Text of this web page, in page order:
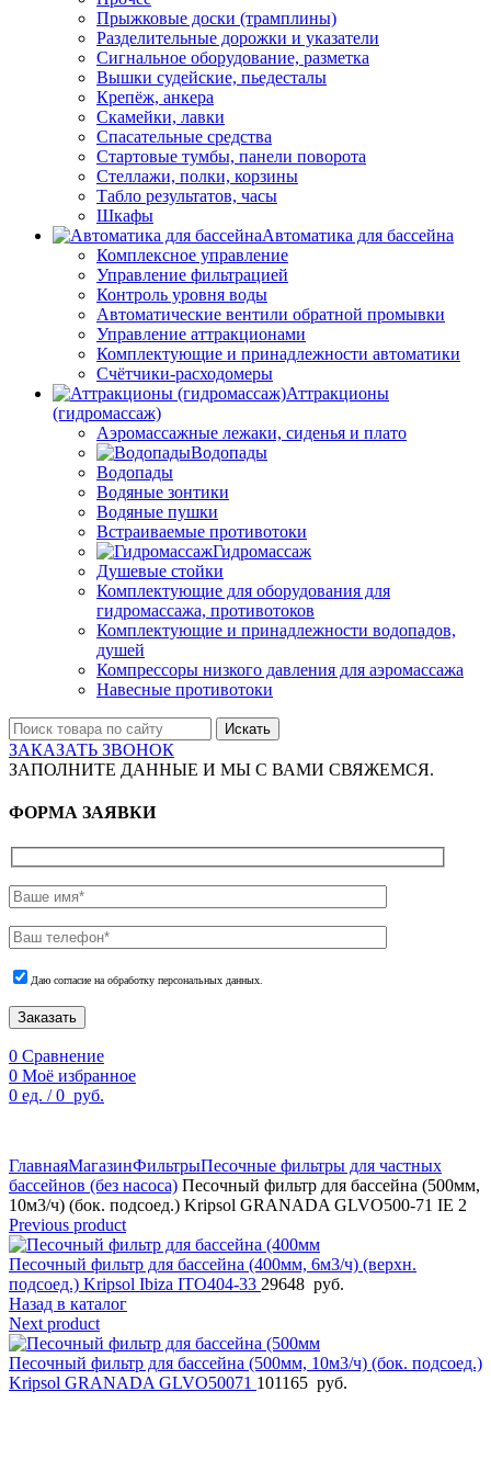
Прыжковые доски (трамплины)
Разделительные дорожки и указатели
Cигнальное оборудование, разметка
Вышки судейские, пьедесталы
Крепёж, анкера
Скамейки, лавки
Спасательные средства
Стартовые тумбы, панели поворота
Стеллажи, полки, корзины
Табло результатов, часы
Шкафы
Автоматика для бассейна
Комплексное управление
Управление фильтрацией
Контроль уровня воды
Автоматические вентили обратной промывки
Управление аттракционами
Комплектующие и принадлежности автоматики
Счётчики-расходомеры
Аттракционы
(гидромассаж)
Аэромассажные лежаки, сиденья и плато
Водопады
Водопады
Водяные зонтики
Водяные пушки
Встраиваемые противотоки
Гидромассаж
Душевые стойки
Комплектующие для оборудования для
гидромассажа, противотоков
Комплектующие и принадлежности водопадов,
душей
Компрессоры низкого давления для аэромассажа
Навесные противотоки
Искать
ЗАКАЗАТЬ ЗВОНОК
ЗАПОЛНИТЕ ДАННЫЕ И МЫ С ВАМИ СВЯЖЕМСЯ.
ФОРМА ЗАЯВКИ
Даю согласие на обработку персональных данных.
Заказать
0 Сравнение
0 Моё избранное
0 ед. / 0 руб.
ГлавнаяМагазинФильтрыПесочные фильтры для частных
бассейнов (без насоса) Песочный фильтр для бассейна (500мм,
10м3/ч) (бок. подсоед.) Kripsol GRANADA GLVO500-71 IE 2
Previous product
Песочный фильтр для бассейна (400мм, 6м3/ч) (верхн.
подсоед.) Kripsol Ibiza ITO404-33 29648 руб.
Назад в каталог
Next product
Песочный фильтр для бассейна (500мм, 10м3/ч) (бок. подсоед.)
Kripsol GRANADA GLVO50071 101165 руб.